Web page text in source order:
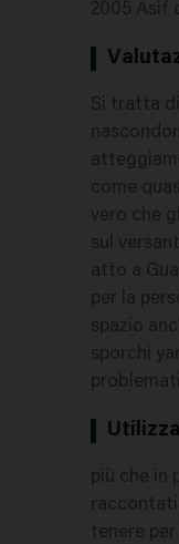
2005 Asif
Si tratta
come
vero che
sul
atto a
per la
spazio
sporchi
più che in
raccontati
tenere